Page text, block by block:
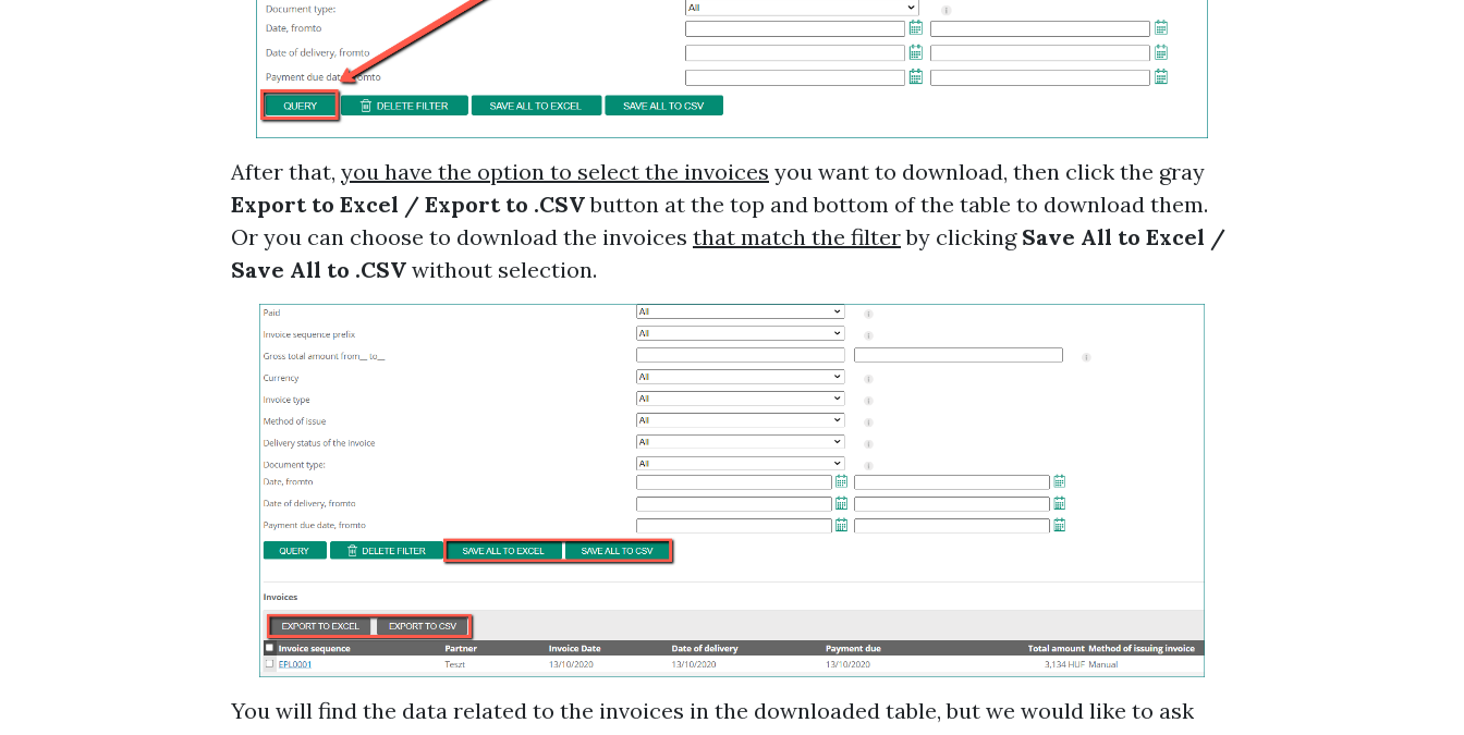
After that, you have the option to select the invoices you want to download, then click the gray
Export to Excel / Export to .CSVbutton at the top and bottom of the table to download them.
Or you can choose to download the invoices that match the filterby clicking Save All to Excel /
Save All to .CSV without selection.
You will find the data related to the invoices in the downloaded table, but we would like to ask